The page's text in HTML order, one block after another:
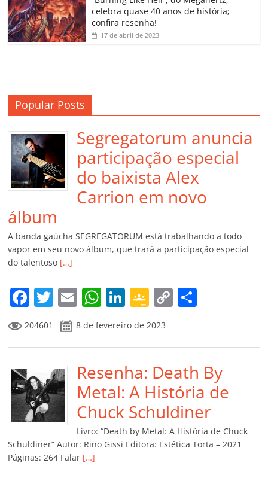
m
celebra quase 40 anos de história;
confira resenha!
17 de abril de 2023
Popular Posts
Segregatorum anuncia
participação especial
do baixista Alex
Carrion em novo
álbum
A banda gaúcha SEGREGATORUM está trabalhando a todo
vapor em seu novo álbum, que trará a participação especial
do talentoso […]
F
a
c
e
b
o
o
k
T
w
itt
er
E
m
ai
l
W
at
s
A
p
p
Li
k
e
dI
n
G
o
o
gl
e
Cl
a
ss
ro
C
y
Li
n
k
p
ar
til
h
ar
204601 8 de fevereiro de 2023
Resenha: Death By
Metal: A História de
Chuck Schuldiner
Livro: “Death by Metal: A História de Chuck
Schuldiner” Autor: Rino Gissi Editora: Estética Torta – 2021
Páginas: 264 Falar […]